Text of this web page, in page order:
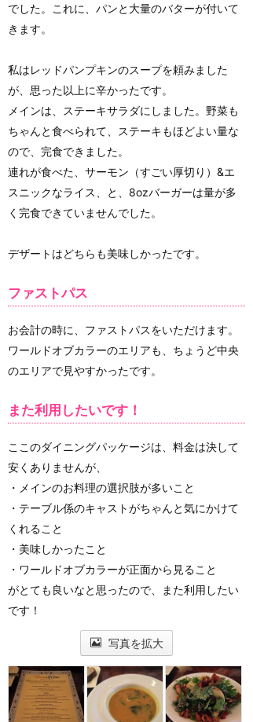
でした。これに、パンと大量のバターが付いて
きます。
私はレッドパンプキンのスープを頼みました
が、思った以上に辛かったです。
メインは、ステーキサラダにしました。野菜も
ちゃんと食べられて、ステーキもほどよい量な
ので、完食できました。
連れが食べた、サーモン（すごい厚切り）&エ
スニックなライス、と、8ozバーガーは量が多
く完食できていませんでした。
デザートはどちらも美味しかったです。
ファストパス
お会計の時に、ファストパスをいただけます。
ワールドオブカラーのエリアも、ちょうど中央
のエリアで見やすかったです。
また利用したいです！
ここのダイニングパッケージは、料金は決して
安くありませんが、
・メインのお料理の選択肢が多いこと
・テーブル係のキャストがちゃんと気にかけて
くれること
・美味しかったこと
・ワールドオブカラーが正面から見ること
がとても良いなと思ったので、また利用したい
です！
写真を拡大